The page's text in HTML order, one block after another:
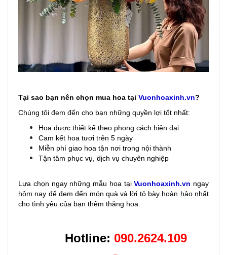
Tại sao bạn nên chọn mua hoa tại Vuonhoaxinh.vn?
Chúng tôi đem đến cho bạn những quyền lợi tốt nhất:
Hoa được thiết kế theo phong cách hiện đại
Cam kết hoa tươi trên 5 ngày
Miễn phí giao hoa tận nơi trong nội thành
Tận tâm phục vụ, dịch vụ chuyên nghiệp
Lựa chọn ngay những mẫu hoa tạiVuonhoaxinh.vn ngay
hôm nay để đem đến món quà và lời tỏ bày hoàn hảo nhất
cho tình yêu của bạn thêm thăng hoa.
Hotline: 090.2624.109